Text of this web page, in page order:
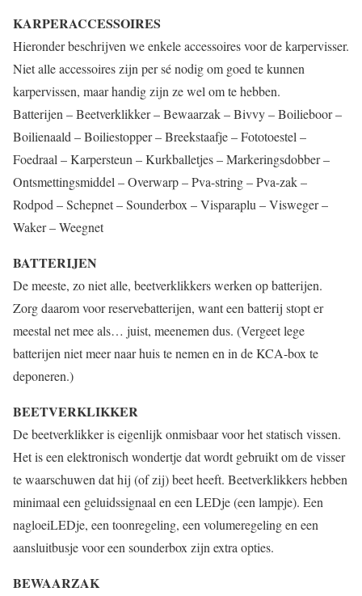
KARPERACCESSOIRES
Hieronder beschrijven we enkele accessoires voor de karpervisser.
Niet alle accessoires zijn per sé nodig om goed te kunnen
karpervissen, maar handig zijn ze wel om te hebben.
Batterijen – Beetverklikker – Bewaarzak – Bivvy – Boilieboor –
Boilienaald – Boiliestopper – Breekstaafje – Fototoestel –
Foedraal – Karpersteun – Kurkballetjes – Markeringsdobber –
Ontsmettingsmiddel – Overwarp – Pva-string – Pva-zak –
Rodpod – Schepnet – Sounderbox – Visparaplu – Visweger –
Waker – Weegnet
BATTERIJEN
De meeste, zo niet alle, beetverklikkers werken op batterijen.
Zorg daarom voor reservebatterijen, want een batterij stopt er
meestal net mee als… juist, meenemen dus. (Vergeet lege
batterijen niet meer naar huis te nemen en in de KCA-box te
deponeren.)
BEETVERKLIKKER
De beetverklikker is eigenlijk onmisbaar voor het statisch vissen.
Het is een elektronisch wondertje dat wordt gebruikt om de visser
te waarschuwen dat hij (of zij) beet heeft. Beetverklikkers hebben
minimaal een geluidssignaal en een LEDje (een lampje). Een
nagloeiLEDje, een toonregeling, een volumeregeling en een
aansluitbusje voor een sounderbox zijn extra opties.
BEWAARZAK